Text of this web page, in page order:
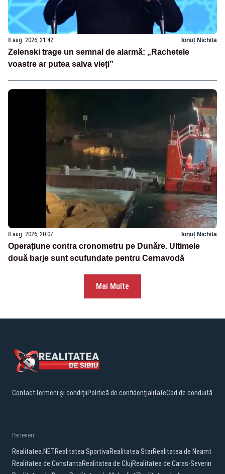
8 aug. 2026, 21:42 Ionuț Nichita
Zelenski trage un semnal de alarmă: „Rachetele
voastre ar putea salva vieți”
8 aug. 2026, 20:07 Ionuț Nichita
Operațiune contra cronometru pe Dunăre. Ultimele
două barje sunt scufundate pentru Cernavodă
Mai Multe
ContactTermeni și condițiiPolitică de confidențialitateCod de conduită
Parteneri:
Realitatea.NETRealitatea SportivaRealitatea StarRealitatea de Neamt
Realitatea de ConstantaRealitatea de ClujRealitatea de Caras-Severin